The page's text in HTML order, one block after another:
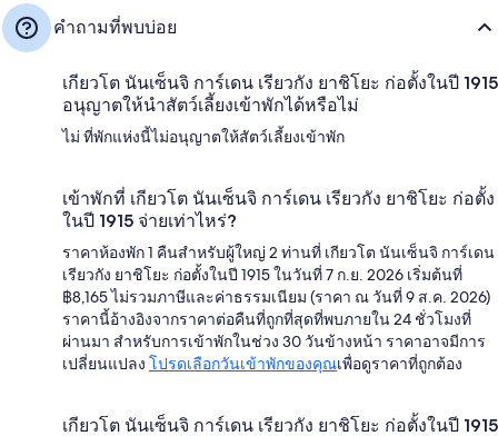
คำถามที่พบบ่อย
เกียวโต นันเซ็นจิ การ์เดน เรียวกัง ยาชิโยะ ก่อตั้งในปี 1915
อนุญาตให้นำสัตว์เลี้ยงเข้าพักได้หรือไม่
ไม่ ที่พักแห่งนี้ไม่อนุญาตให้สัตว์เลี้ยงเข้าพัก
เข้าพักที่ เกียวโต นันเซ็นจิ การ์เดน เรียวกัง ยาชิโยะ ก่อตั้ง
ในปี 1915 จ่ายเท่าไหร่?
ราคาห้องพัก 1 คืนสำหรับผู้ใหญ่ 2 ท่านที่ เกียวโต นันเซ็นจิ การ์เดน
เรียวกัง ยาชิโยะ ก่อตั้งในปี 1915 ในวันที่ 7 ก.ย. 2026 เริ่มต้นที่
฿8,165 ไม่รวมภาษีและค่าธรรมเนียม (ราคา ณ วันที่ 9 ส.ค. 2026)
ราคานี้อ้างอิงจากราคาต่อคืนที่ถูกที่สุดที่พบภายใน 24 ชั่วโมงที่
ผ่านมา สำหรับการเข้าพักในช่วง 30 วันข้างหน้า ราคาอาจมีการ
เปลี่ยนแปลง โปรดเลือกวันเข้าพักของคุณเพื่อดูราคาที่ถูกต้อง
เกียวโต นันเซ็นจิ การ์เดน เรียวกัง ยาชิโยะ ก่อตั้งในปี 1915